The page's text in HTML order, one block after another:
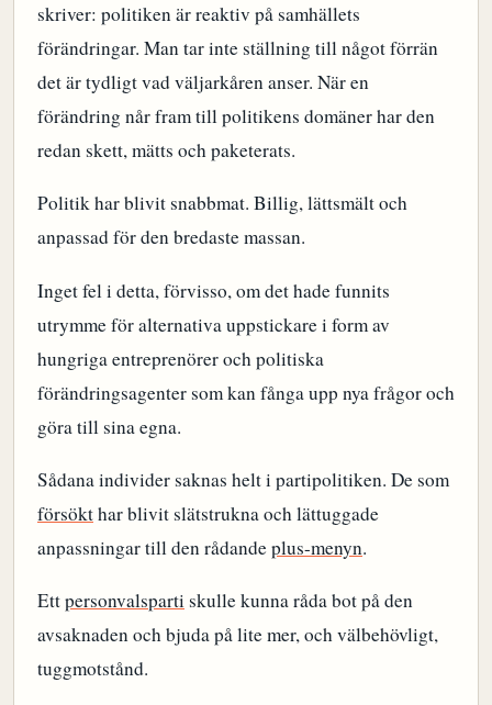
skriver: politiken är reaktiv på samhällets
förändringar. Man tar inte ställning till något förrän
det är tydligt vad väljarkåren anser. När en
förändring når fram till politikens domäner har den
redan skett, mätts och paketerats.
Politik har blivit snabbmat. Billig, lättsmält och
anpassad för den bredaste massan.
Inget fel i detta, förvisso, om det hade funnits
utrymme för alternativa uppstickare i form av
hungriga entreprenörer och politiska
förändringsagenter som kan fånga upp nya frågor och
göra till sina egna.
Sådana individer saknas helt i partipolitiken. De som
försökthar blivit slätstrukna och lättuggade
anpassningar till den rådandeplus-menyn.
Ettpersonvalsparti skulle kunna råda bot på den
avsaknaden och bjuda på lite mer, och välbehövligt,
tuggmotstånd.